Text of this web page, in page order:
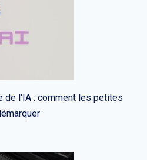
de l'IA : comment les petites